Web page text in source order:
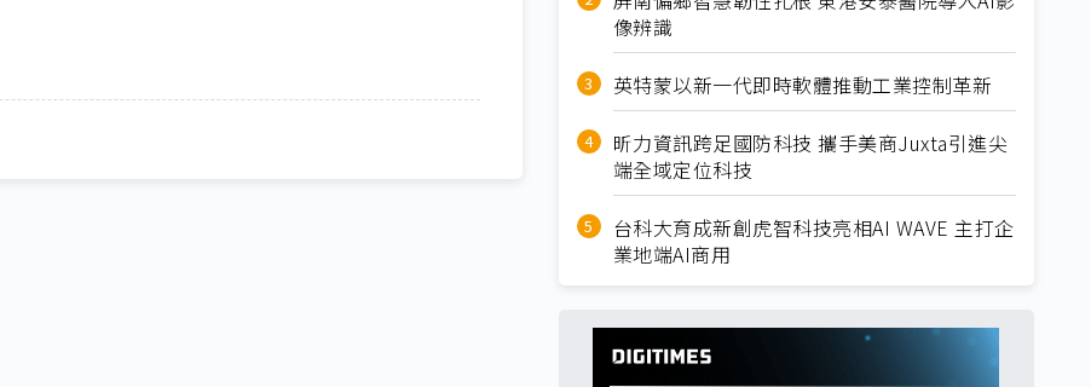
像辨識
英特蒙以新一代即時軟體推動工業控制革新
昕力資訊跨足國防科技 攜手美商Juxta引進尖
端全域定位科技
台科大育成新創虎智科技亮相AI WAVE 主打企
業地端AI商用